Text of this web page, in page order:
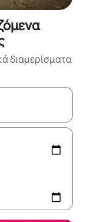
διαμερίσματα
μπορείτε να